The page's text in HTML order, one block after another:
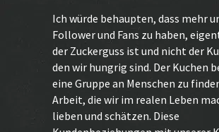
Ich würde behaupten, dass mehr
Follower und Fans zu haben,
der Zuckerguss ist und nicht der
den wir hungrig sind. Der Kuchen
eine Gruppe an Menschen zu
Arbeit, die wir im realen Leben
lieben und schätzen. Diese